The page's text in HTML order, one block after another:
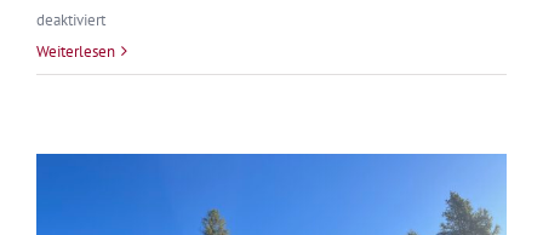
deaktiviertfür
Die
Vision
Weiterlesen